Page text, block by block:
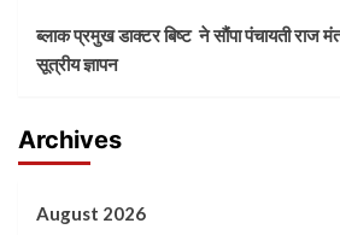
ब्लाक प्रमुख डाक्टर बिष्ट ने सौंपा पंचायती राज
सूत्रीय ज्ञापन
Archives
August 2026